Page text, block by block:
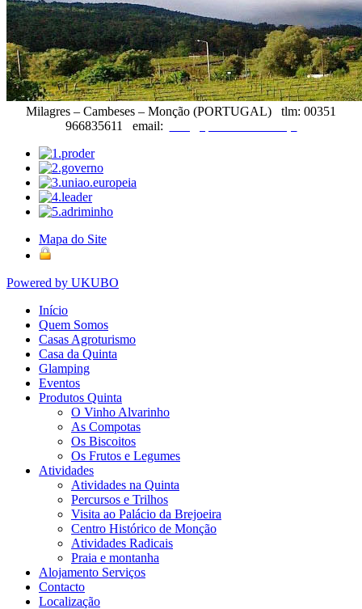
Milagres – Cambeses – Monção (PORTUGAL) tlm: 00351
966835611 email:
Mapa do Site
Powered by UKUBO
Início
Quem Somos
Casas Agroturismo
Casa da Quinta
Glamping
Eventos
Produtos Quinta
O Vinho Alvarinho
As Compotas
Os Biscoitos
Os Frutos e Legumes
Atividades
Atividades na Quinta
Percursos e Trilhos
Visita ao Palácio da Brejoeira
Centro Histórico de Monção
Atividades Radicais
Praia e montanha
Alojamento Serviços
Contacto
Localização